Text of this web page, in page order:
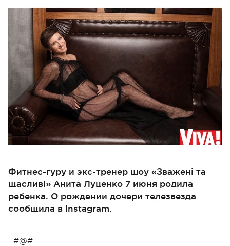
Фитнес-гуру и экс-тренер шоу «Зважені та
щасливі» Анита Луценко 7 июня родила
ребенка. О рождении дочери телезвезда
сообщила в Instagram.
#@#